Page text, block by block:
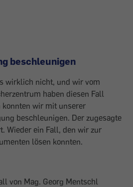
beschleunigen
wirklich nicht, und wir vom
haben diesen Fall
wir mit unserer
beschleunigen. Der zugesagte
Wieder ein Fall, den wir zur
lösen konnten.
von Mag. Georg Mentschl